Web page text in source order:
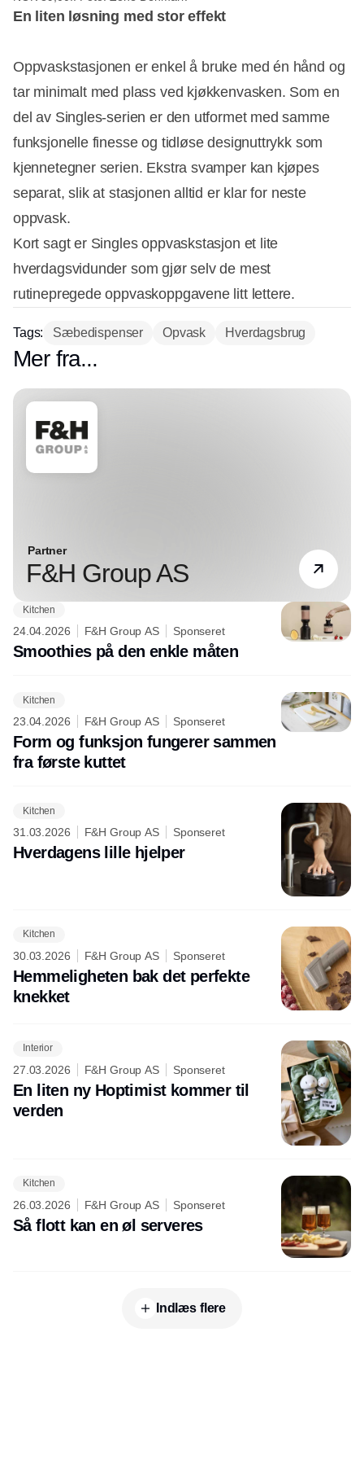
En liten løsning med stor effekt
Oppvaskstasjonen er enkel å bruke med én hånd og
tar minimalt med plass ved kjøkkenvasken. Som en
del av Singles-serien er den utformet med samme
funksjonelle finesse og tidløse designuttrykk som
kjennetegner serien. Ekstra svamper kan kjøpes
separat, slik at stasjonen alltid er klar for neste
oppvask.
Kort sagt er Singles oppvaskstasjon et lite
hverdagsvidunder som gjør selv de mest
rutinepregede oppvaskoppgavene litt lettere.
Tags: Sæbedispenser Opvask Hverdagsbrug
Mer fra...
Partner
F&H Group AS
Kitchen
24.04.2026 F&H Group AS Sponseret
Smoothies på den enkle måten
Kitchen
23.04.2026 F&H Group AS Sponseret
Form og funksjon fungerer sammen
fra første kuttet
Kitchen
31.03.2026 F&H Group AS Sponseret
Hverdagens lille hjelper
Kitchen
30.03.2026 F&H Group AS Sponseret
Hemmeligheten bak det perfekte
knekket
Interior
27.03.2026 F&H Group AS Sponseret
En liten ny Hoptimist kommer til
verden
Kitchen
26.03.2026 F&H Group AS Sponseret
Så flott kan en øl serveres
Indlæs flere